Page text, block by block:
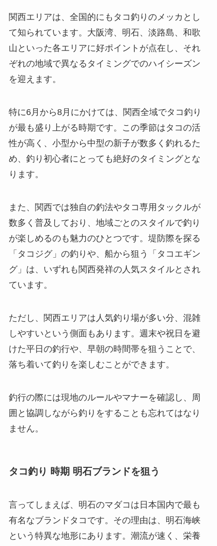
関西エリアは、全国的にもタコ釣りのメッカとし
て知られています。大阪湾、明石、淡路島、和歌
山といった各エリアに好ポイントが点在し、それ
ぞれの地域で異なるタイミングでのハイシーズン
を迎えます。
特に6月から8月にかけては、関西全域でタコ釣り
が最も盛り上がる時期です。この季節はタコの活
性が高く、小型から中型の新子が数多く釣れるた
め、釣り初心者にとっても絶好のタイミングとな
ります。
また、関西では独自の釣法やタコ専用タックルが
数多く普及 しており、地域ごとのスタイルで釣り
が楽しめるのも魅力のひとつです。堤防際を探る
「タコジグ」の釣りや、船から狙う「タコエギン
グ」は、いずれも関西発祥の人気スタイルとされ
ています。
ただし、関西エリアは人気釣り場が多い分、混雑
しやすいという側面もあります。週末や祝日を避
けた平日の釣行や、早朝の時間帯を狙うことで、
落ち着いて釣りを楽しむことができます。
釣行の際には現地のルールやマナーを確認し、周
囲と協調しながら釣りをすることも忘れてはなり
ません。
タコ釣り 時期 明石ブランドを狙う
言ってしまえば、明石のマダコは日本国内で最も
有名なブランドタコです。その理由は、明石海峡
という特異な地形にあります。潮流が速く、栄養